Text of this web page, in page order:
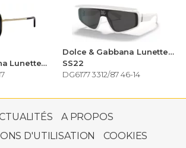
Dolce & Gabbana Lunettes de soleil Homme
Dolce & Gabbana Lunettes de soleil Homme
SS22
DG6177 3312/87 46-14
A PROPOS
D'UTILISATION
COOKIES